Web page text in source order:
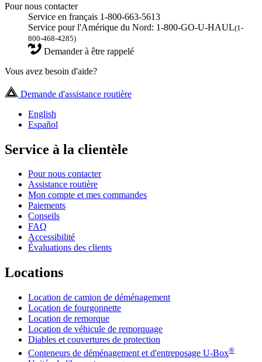
Pour nous contacter
Service en français 1-800-663-5613
Service pour l'Amérique du Nord: 1-800-GO-U-HAUL(1-
800-468-4285)
Demander à être rappelé
Vous avez besoin d'aide?
Demande d'assistance routière
English
Español
Service à la clientèle
Pour nous contacter
Assistance routière
Mon compte et mes commandes
Paiements
Conseils
FAQ
Accessibilité
Évaluations des clients
Locations
Location de camion de déménagement
Location de fourgonnette
Location de remorque
Location de véhicule de remorquage
Diables et couvertures de protection
Conteneurs de déménagement et d'entreposage U-Box®